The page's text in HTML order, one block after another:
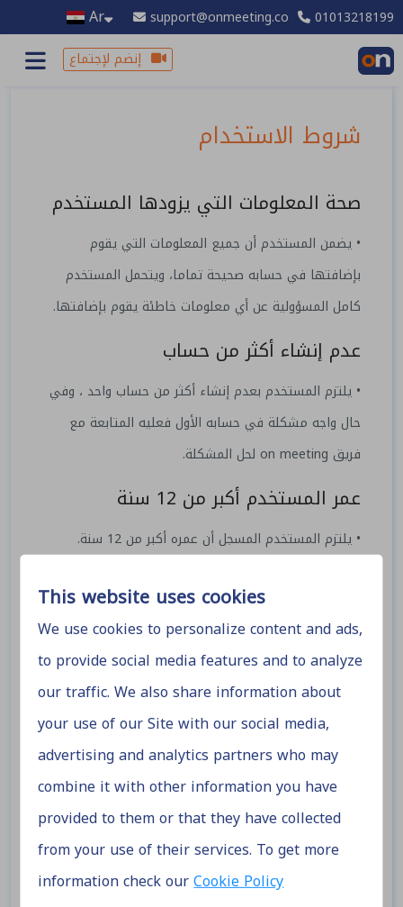
01013218199
support@onmeeting.co
Ar
إنضم لإجتماع
This website uses cookies
We use cookies to personalize content and ads,
to provide social media features and to analyze
our traffic. We also share information about
your use of our Site with our social media,
advertising and analytics partners who may
combine it with other information you have
provided to them or that they have collected
from your use of their services. To get more
information check ourCookie Policy
شروط الاستخدام
صحة المعلومات التي يزودها المستخدم
• يضمن المستخدم أن جميع المعلومات التي يقوم
بإضافتها في حسابه صحيحة تماما، ويتحمل المستخدم
كامل المسؤولية عن أي معلومات خاطئة يقوم بإضافتها.
عدم إنشاء أكثر من حساب
• يلتزم المستخدم بعدم إنشاء أكثر من حساب واحد ، وفي
حال واجه مشكلة في حسابه الأول فعليه المتابعة مع
فريق on meeting لحل المشكلة.
عمر المستخدم أكبر من 12 سنة
• يلتزم المستخدم المسجل أن عمره أكبر من 12 سنة.
إيقاف الحساب وطلب وثائق عنه
• قد يقوم فريق on meeting بإيقاف حساب أي مستخدم
يتم الشك فيه أو بمخالفته للشروط، ويحق للموقع طلب
وثائق شخصية عن المستخدم تثبت هويته لإعادة تفعيل
الحساب، كذلك قد يتم طلب وثائق للتأكد من ملكيته
لحساب باي بال أو البطاقة الائتمانية.
مخالفة الشروط ومنع الحساب من
التعامل
• يحق لموقع onMeeting حظر الحسابات المخالفة لشروط
الموقع أو تلك التي تتسبب بضرر للموقع أو مستخدميه